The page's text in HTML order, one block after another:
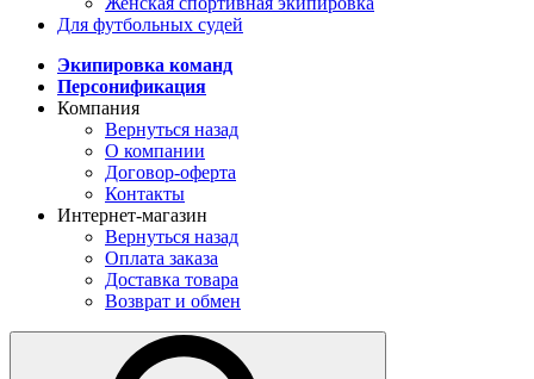
Для футбольных судей
Экипировка команд
Персонификация
Компания
Вернуться назад
О компании
Договор-оферта
Контакты
Интернет-магазин
Вернуться назад
Оплата заказа
Доставка товара
Возврат и обмен